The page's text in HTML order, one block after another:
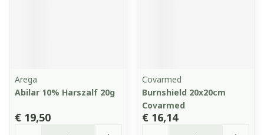
Arega
Abilar 10% Harszalf 20g
€ 19,50
Covarmed
Burnshield 20x20cm
Covarmed
€ 16,14